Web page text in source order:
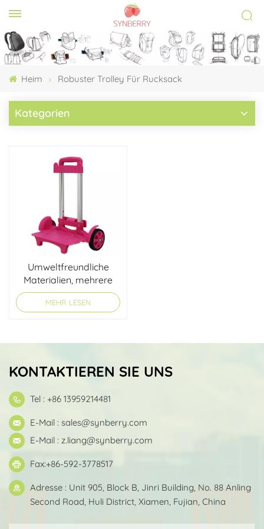
Heim Robuster Trolley Für Rucksack
Kategorien
Umweltfreundliche
Materialien, mehrere
Räder, Doppelstangen-
Trolley für Rucksack
MEHR LESEN
KONTAKTIEREN SIE UNS
Tel : +86 13959214481
E-Mail : sales@synberry.com
E-Mail : z.liang@synberry.com
Fax:+86-592-3778517
Adresse : Unit 905, Block B, Jinri Building, No. 88 Anling
Second Road, Huli District, Xiamen, Fujian, China